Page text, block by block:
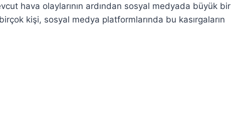
hava olaylarının ardından sosyal medyada büyük bir
kişi, sosyal medya platformlarında bu kasırgaların